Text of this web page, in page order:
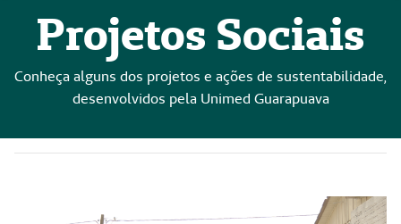
Projetos Sociais
Conheça alguns dos projetos e ações de sustentabilidade,
desenvolvidos pela Unimed Guarapuava